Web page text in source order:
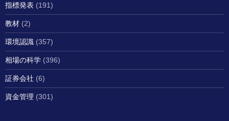
指標発表 (191)
教材 (2)
環境認識 (357)
相場の科学 (396)
証券会社 (6)
資金管理 (301)